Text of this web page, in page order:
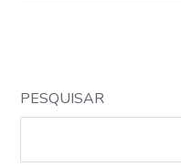
PESQUISAR